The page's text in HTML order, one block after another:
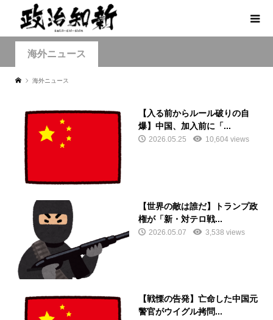
海外ニュース
海外ニュース
【入る前からルール破りの自
爆】中国、加入前に「...
2026.05.25 10,604 views
【世界の敵は誰だ】トランプ政
権が「新・対テロ戦...
2026.05.07 3,538 views
【戦慄の告発】亡命した中国元
警官がウイグル拷問...